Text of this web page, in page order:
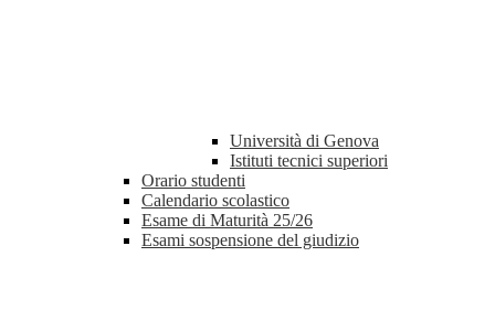
Università di Genova
Istituti tecnici superiori
Orario studenti
Calendario scolastico
Esame di Maturità 25/26
Esami sospensione del giudizio